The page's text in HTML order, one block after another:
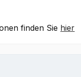
finden Sie hier